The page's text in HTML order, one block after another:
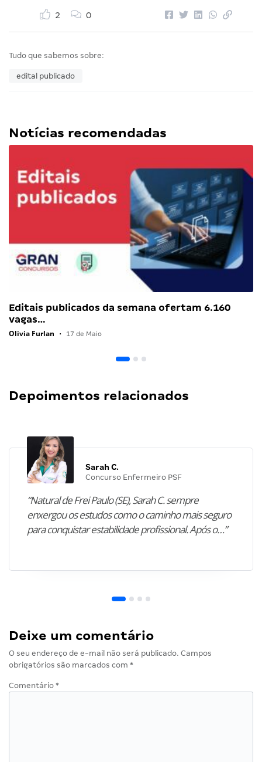
2 0
Tudo que sabemos sobre:
edital publicado
Notícias recomendadas
Editais publicados da semana ofertam 6.160
vagas…
Olivia Furlan • 17 de Maio
Depoimentos relacionados
Sarah C.
Concurso Enfermeiro PSF
“Natural de Frei Paulo (SE), Sarah C. sempre
enxergou os estudos como o caminho mais seguro
para conquistar estabilidade profissional. Após o…”
Deixe um comentário
O seu endereço de e-mail não será publicado. Campos
obrigatórios são marcados com *
Comentário *